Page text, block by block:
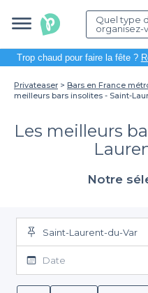
Quel type
organisez-
Trop chaud pour faire la fête ?
Privateaser Bars en France
meilleurs bars insolites - Saint-
Les meilleurs
Notre
Saint-Laurent-du-Var
Date